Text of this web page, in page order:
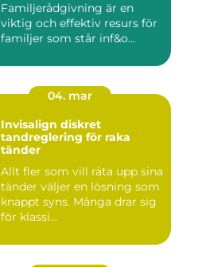
Familjerådgivning är en
viktig och effektiv resurs för
familjer som står inf&o...
04. mar
Invisalign diskret
tandreglering för raka
tänder
Allt fler som vill räta upp sina
tänder väljer en lösning som
knappt syns. Många drar sig
för klassi...